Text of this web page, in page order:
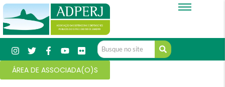
ÁREA DE ASSOCIADA(O)S